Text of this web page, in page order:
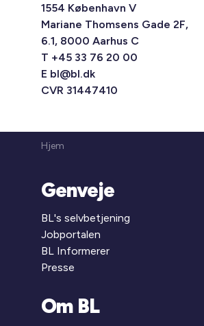
1554 København V
Mariane Thomsens Gade 2F,
6.1, 8000 Aarhus C
T +45 33 76 20 00
E bl@bl.dk
CVR 31447410
Hjem
Genveje
BL's selvbetjening
Jobportalen
BL Informerer
Presse
Om BL